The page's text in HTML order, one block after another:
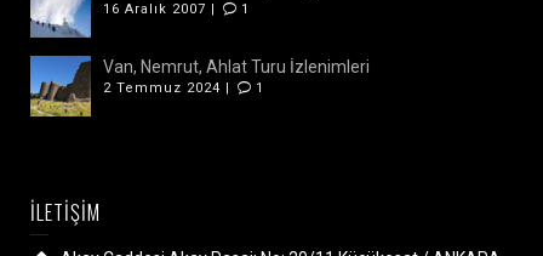
16 Aralık 2007 | 1
Van, Nemrut, Ahlat Turu İzlenimleri
2 Temmuz 2024 | 1
İLETİŞİM